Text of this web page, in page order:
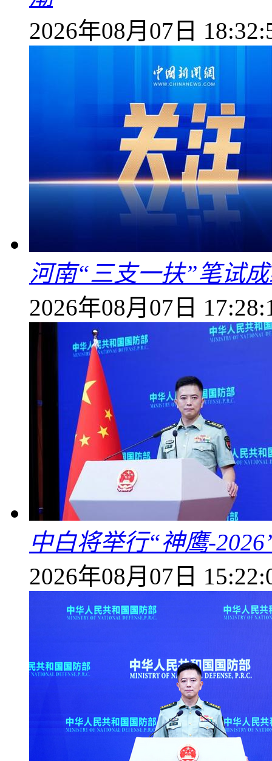
2026年08月07日
河南“三支一扶”笔试
2026年08月07日
中白将举行“神鹰-
2026年08月07日